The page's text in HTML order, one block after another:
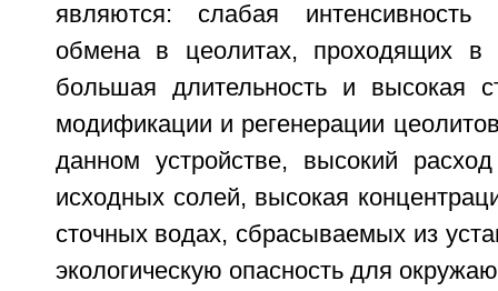
являются: слабая интенсивность
обмена в цеолитах, проходящих в
большая длительность и высокая
модификации и регенерации
данном устройстве, высокий
исходных солей, высокая
сточных водах, сбрасываемых из
экологическую опасность для